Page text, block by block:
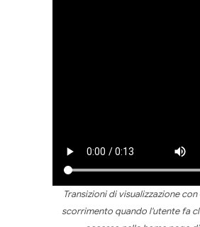
Transizioni di visualizzazione
scorrimento quando l'utente fa